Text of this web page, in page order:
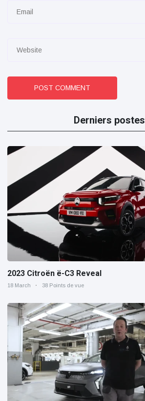
POST COMMENT
Derniers postes
2023 Citroën ë-C3 Reveal
18 March 38 Points de vue